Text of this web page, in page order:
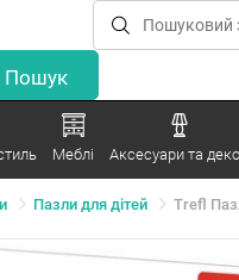
Меблі Аксесуари та
Пазли для дітей Trefl